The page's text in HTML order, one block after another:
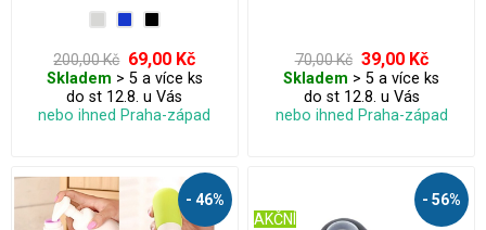
200,00 Kč 69,00 Kč
Skladem > 5 a více ks
do st 12.8. u Vás
nebo ihned Praha-západ
zároveň podporujete své zdraví a
zdraví Českých firem.
70,00 Kč 39,00 Kč
Skladem > 5 a více ks
do st 12.8. u Vás
nebo ihned Praha-západ
- 46% - 56%
AKČNÍ